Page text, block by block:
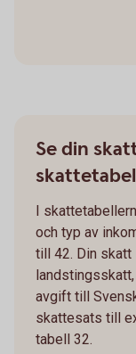
Se din
I
och typ av
till 42. Din skatt
avgift till
skattesats till
tabell 32.